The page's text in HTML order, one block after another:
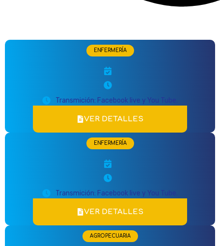
ENFERMERÍA
Transmición: Facebook live y You Tube.
VER DETALLES
ENFERMERÍA
Transmición: Facebook live y You Tube.
VER DETALLES
AGROPECUARIA